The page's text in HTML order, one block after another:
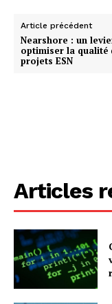
Article précédent
Nearshore : un
optimiser la qualité
projets ESN
Articles